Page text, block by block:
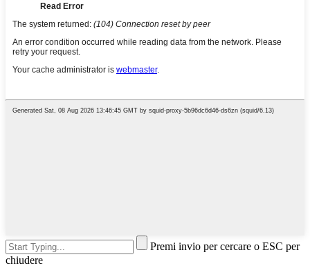
Premi invio per cercare o ESC per
chiudere